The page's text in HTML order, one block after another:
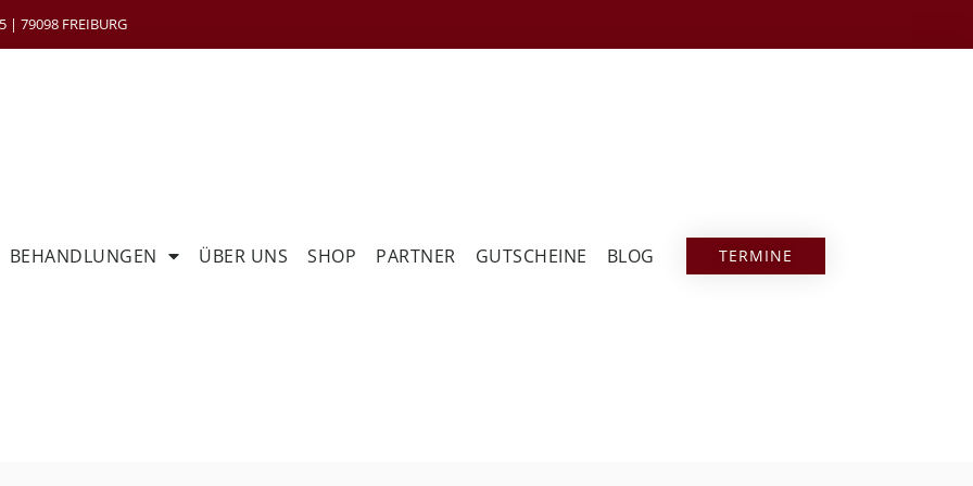
| 79098 FREIBURG
BEHANDLUNGEN ÜBER UNS SHOP PARTNER GUTSCHEINE BLOG TERMINE